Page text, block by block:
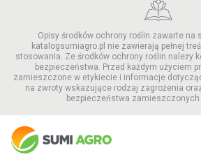
fungicydu CORTINA?
Okres karencji środka
czas od ostatniego zastosowania
zróżnicowany w zależności od
której zastosowano fungicyd
28 dni dla buraka cukrowego,
Opisy środków ochrony roślin zawarte na
katalogsumiagro.pl nie zawierają pełnej
stosowania. Ze środków ochrony roślin należy
bezpieczeństwa. Przed każdym użyciem
zamieszczone w etykiecie i informacje
na zwroty wskazujące rodzaj zagrożenia
bezpieczeństwa zamieszczonych